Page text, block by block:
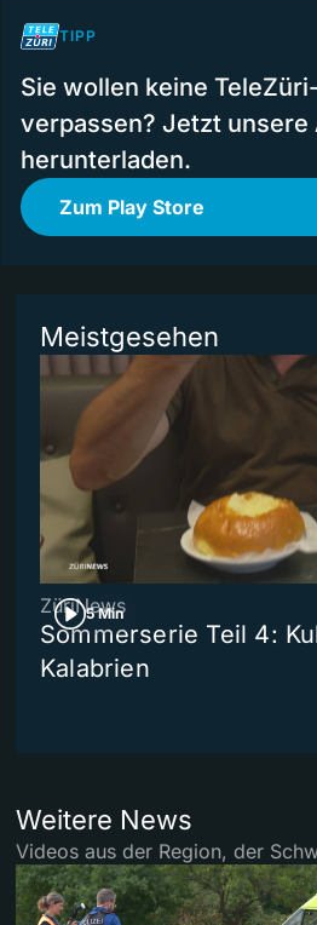
TIPP
Sie wollen keine
verpassen? Jetzt unsere
herunterladen.
Zum Play Store
Meistgesehen
5 Min
ZüriNews
Sommerserie Teil 4:
Kalabrien
Weitere News
Videos aus der Region, der